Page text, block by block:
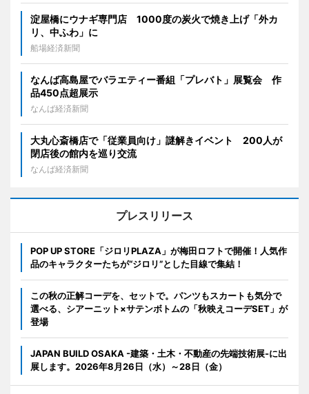
淀屋橋にウナギ専門店 1000度の炭火で焼き上げ「外カ
リ、中ふわ」に
船場経済新聞
なんば高島屋でバラエティー番組「プレバト」展覧会 作
品450点超展示
なんば経済新聞
大丸心斎橋店で「従業員向け」謎解きイベント 200人が
閉店後の館内を巡り交流
なんば経済新聞
プレスリリース
POP UP STORE「ジロリPLAZA」が梅田ロフトで開催！人気作
品のキャラクターたちが“ジロリ”とした目線で集結！
この秋の正解コーデを、セットで。パンツもスカートも気分で
選べる、シアーニット×サテンボトムの「秋映えコーデSET」が
登場
JAPAN BUILD OSAKA -建築・土木・不動産の先端技術展-に出
展します。2026年8月26日（水）～28日（金）